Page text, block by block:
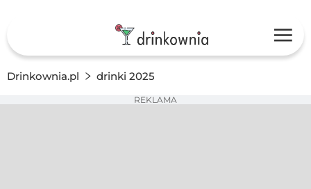
Drinkownia.pl drinki 2025
REKLAMA